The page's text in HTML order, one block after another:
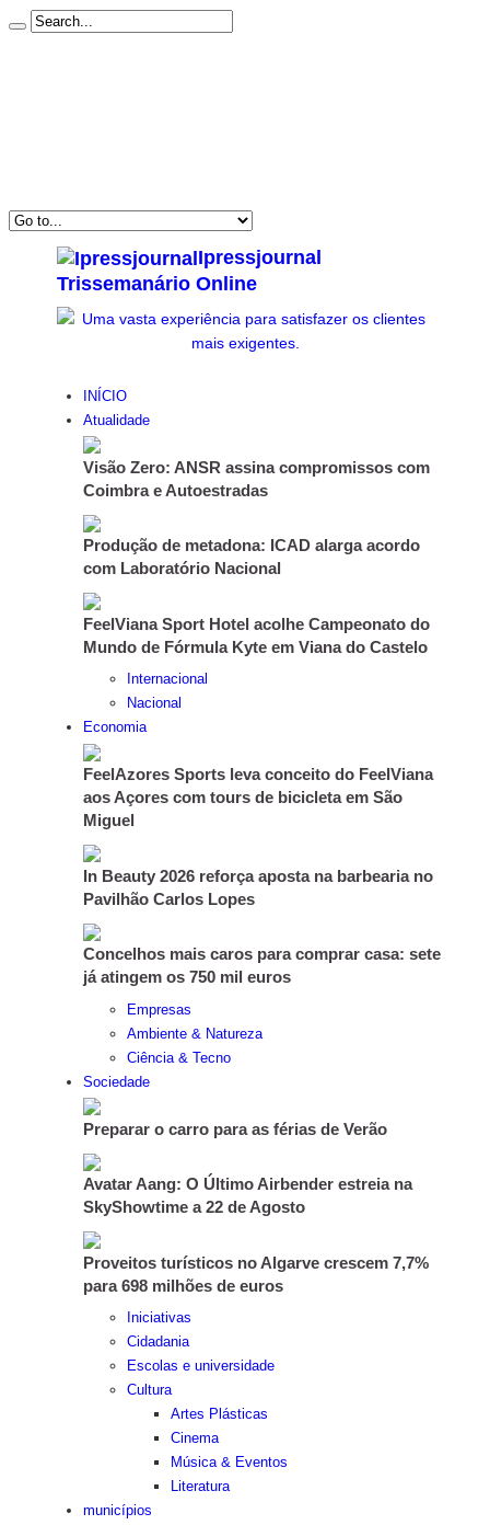
Ipressjournal
Trissemanário Online
INÍCIO
Atualidade
Visão Zero: ANSR assina compromissos com
Coimbra e Autoestradas
Produção de metadona: ICAD alarga acordo
com Laboratório Nacional
FeelViana Sport Hotel acolhe Campeonato do
Mundo de Fórmula Kyte em Viana do Castelo
Internacional
Nacional
Economia
FeelAzores Sports leva conceito do FeelViana
aos Açores com tours de bicicleta em São
Miguel
In Beauty 2026 reforça aposta na barbearia no
Pavilhão Carlos Lopes
Concelhos mais caros para comprar casa: sete
já atingem os 750 mil euros
Empresas
Ambiente & Natureza
Ciência & Tecno
Sociedade
Preparar o carro para as férias de Verão
Avatar Aang: O Último Airbender estreia na
SkyShowtime a 22 de Agosto
Proveitos turísticos no Algarve crescem 7,7%
para 698 milhões de euros
Iniciativas
Cidadania
Escolas e universidade
Cultura
Artes Plásticas
Cinema
Música & Eventos
Literatura
municípios